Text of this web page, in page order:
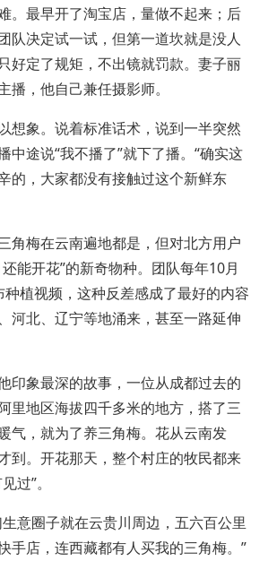
。最早开了淘宝店，量做不起来；后
队决定试一试，但第一道坎就是没人
好定了规矩，不出镜就罚款。妻子丽
播，他自己兼任摄影师。
想象。说着标准话术，说到一半突然
中途说“我不播了”就下了播。“确实这
的，大家都没有接触过这个新鲜东
角梅在云南遍地都是，但对北方用户
能开花”的新奇物种。团队每年10月
植视频，这种反差感成了最好的内容
河北、辽宁等地涌来，甚至一路延伸
印象最深的故事，一位从成都过去的
里地区海拔四千多米的地方，搭了三
气，就为了养三角梅。花从云南发
到。开花那天，整个村庄的牧民都来
过”。
意圈子就在云贵川周边，五六百公里
手店，连西藏都有人买我的三角梅。”